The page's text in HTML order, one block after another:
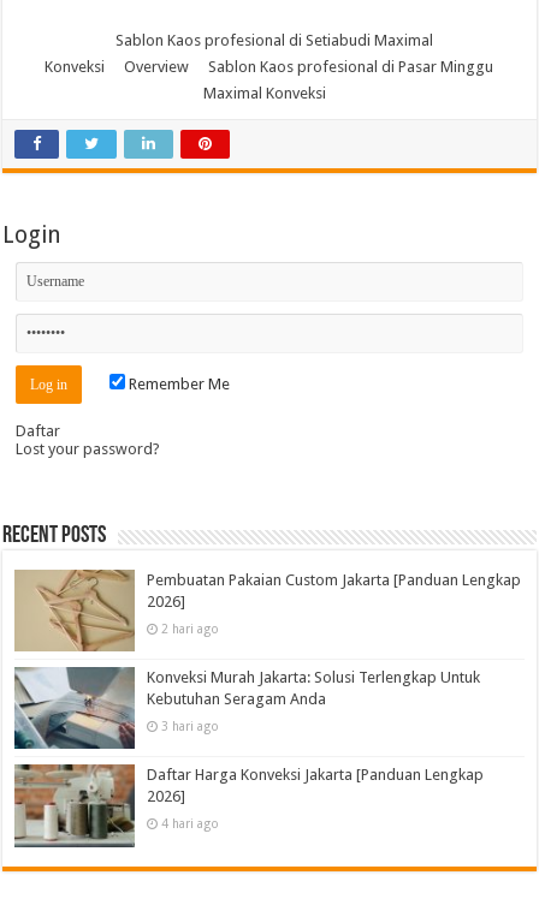
Sablon Kaos profesional di Setiabudi Maximal
Konveksi
Overview
Sablon Kaos profesional di Pasar Minggu
Maximal Konveksi
Login
Remember Me
Daftar
Lost your password?
Recent Posts
Pembuatan Pakaian Custom Jakarta [Panduan Lengkap
2026]
2 hari ago
Konveksi Murah Jakarta: Solusi Terlengkap Untuk
Kebutuhan Seragam Anda
3 hari ago
Daftar Harga Konveksi Jakarta [Panduan Lengkap
2026]
4 hari ago